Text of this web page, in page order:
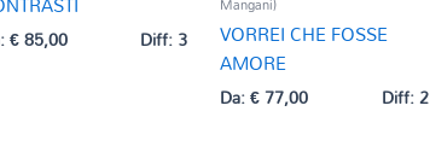
€85,00 Diff: 3
VORREI CHE FOSSE
AMORE
Da:€77,00 Diff: 2